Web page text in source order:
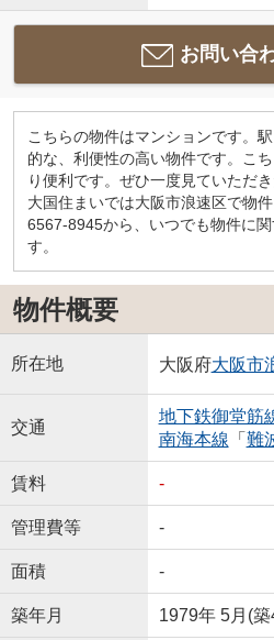
お問い合
こちらの物件はマンションです。
的な、利便性の高い物件です。こ
り便利です。ぜひ一度見ていただ
大国住まいでは大阪市浪速区で物
6567-8945から、いつでも物件に
す。
物件概要
所在地 大阪府大阪市
交通
地下鉄御堂筋
南海本線 「 難
賃料 -
管理費等 -
面積 -
築年月 1979年 5月(